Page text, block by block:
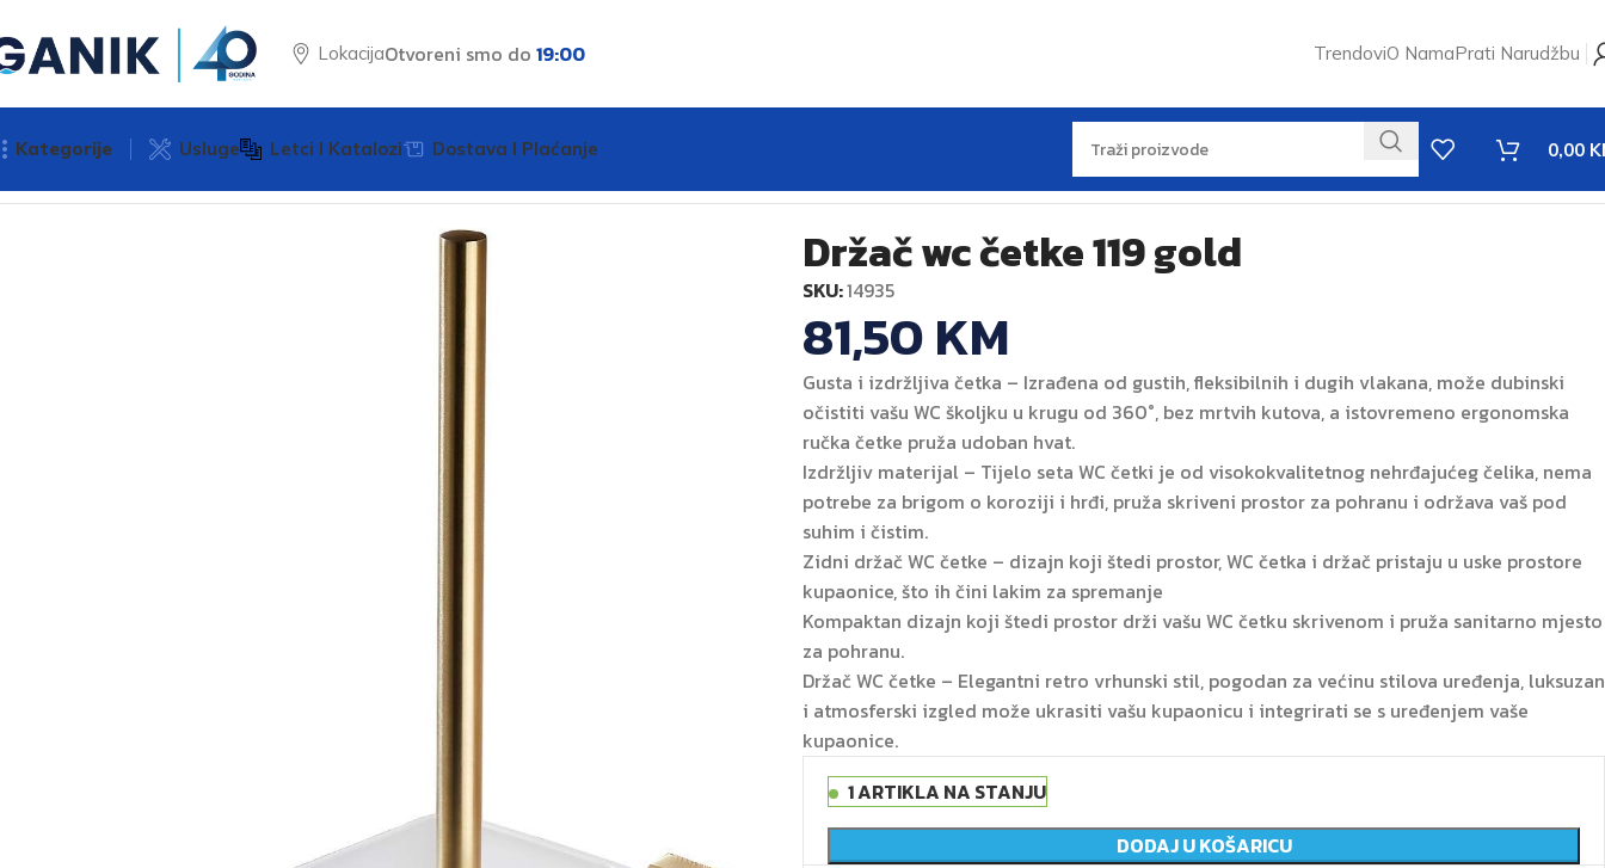
LokacijaOtvoreni smo do 19:00 TrendoviO NamaPrati Narudžbu
Kategorije Usluge Letci I Katalozi Dostava I Plaćanje 0,00
Držač wc četke 119 gold
SKU:14935
81,50KM
Gusta i izdržljiva četka – Izrađena od gustih, fleksibilnih i dugih vlakana, može dubinski
očistiti vašu WC školjku u krugu od 360°, bez mrtvih kutova, a istovremeno ergonomska
ručka četke pruža udoban hvat.
Izdržljiv materijal – Tijelo seta WC četki je od visokokvalitetnog nehrđajućeg čelika, nema
potrebe za brigom o koroziji i hrđi, pruža skriveni prostor za pohranu i održava vaš pod
suhim i čistim.
Zidni držač WC četke – dizajn koji štedi prostor, WC četka i držač pristaju u uske prostore
kupaonice, što ih čini lakim za spremanje
Kompaktan dizajn koji štedi prostor drži vašu WC četku skrivenom i pruža sanitarno mjesto
za pohranu.
Držač WC četke – Elegantni retro vrhunski stil, pogodan za većinu stilova uređenja, luksuzan
i atmosferski izgled može ukrasiti vašu kupaonicu i integrirati se s uređenjem vaše
kupaonice.
1 ARTIKLA NA STANJU
DODAJ U KOŠARICU